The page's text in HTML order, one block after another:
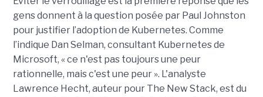
gens donnent à la question posée par Paul Johnston
pour justifier l’adoption de Kubernetes. Comme
l’indique Dan Selman, consultant Kubernetes de
Microsoft, « ce n'est pas toujours une peur
rationnelle, mais c'est une peur ». L'analyste
Lawrence Hecht, auteur pour The New Stack, est du